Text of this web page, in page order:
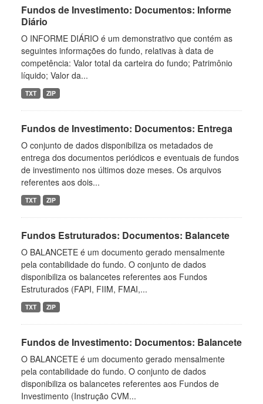
Fundos de Investimento: Documentos: Informe
Diário
O INFORME DIÁRIO é um demonstrativo que contém as
seguintes informações do fundo, relativas à data de
competência: Valor total da carteira do fundo; Patrimônio
líquido; Valor da...
TXT ZIP
Fundos de Investimento: Documentos: Entrega
O conjunto de dados disponibiliza os metadados de
entrega dos documentos periódicos e eventuais de fundos
de investimento nos últimos doze meses. Os arquivos
referentes aos dois...
TXT ZIP
Fundos Estruturados: Documentos: Balancete
O BALANCETE é um documento gerado mensalmente
pela contabilidade do fundo. O conjunto de dados
disponibiliza os balancetes referentes aos Fundos
Estruturados (FAPI, FIIM, FMAI,...
TXT ZIP
Fundos de Investimento: Documentos: Balancete
O BALANCETE é um documento gerado mensalmente
pela contabilidade do fundo. O conjunto de dados
disponibiliza os balancetes referentes aos Fundos de
Investimento (Instrução CVM...